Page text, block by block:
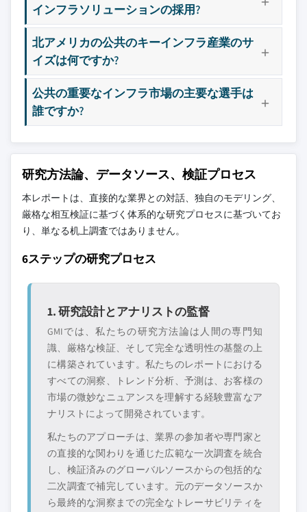
インフラソリューションの採用?
北アメリカの公共のキーインフラ産業のサ
イズは何ですか?
公共の重要なインフラ市場の主要な選手は
誰ですか?
研究方法論、データソース、検証プロセス
本レポートは、直接的な業界との対話、独自のモデリング、
厳格な相互検証に基づく体系的な研究プロセスに基づいてお
り、単なる机上調査ではありません。
6ステップの研究プロセス
1. 研究設計とアナリストの監督
GMIでは、私たちの研究方法論は人間の専門知
識、厳格な検証、そして完全な透明性の基盤の上
に構築されています。私たちのレポートにおける
すべての洞察、トレンド分析、予測は、お客様の
市場の微妙なニュアンスを理解する経験豊富なア
ナリストによって開発されています。
私たちのアプローチは、業界の参加者や専門家と
の直接的な関わりを通じた広範な一次調査を統合
し、検証済みのグローバルソースからの包括的な
二次調査で補完しています。元のデータソースか
ら最終的な洞察までの完全なトレーサビリティを